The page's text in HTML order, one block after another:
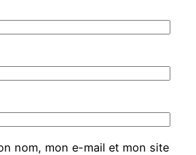
nom, mon e-mail et mon site